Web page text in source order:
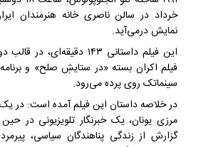
خرداد در سالن ناصری خانه هنرمندان
نمایش درمی‌آید.
این فیلم داستانی ۱۴۳ دقیقه‌ای، در
سینماتک روی پرده می‌رود.
در خلاصه داستان این فیلم آمده است: در
مرزی یونان، یک خبرنگار تلویزیونی در
گزارش از زندگی پناهندگان‌ سیاسی،